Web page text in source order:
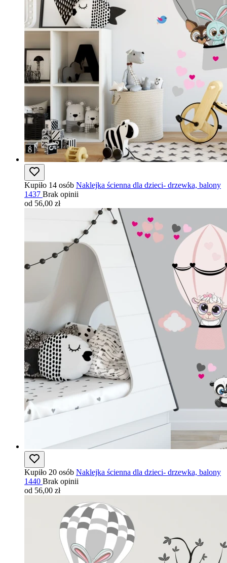
Kupiło 14 osób Naklejka ścienna dla dzieci- drzewka, balony
1437 Brak opinii
od 56,00 zł
Kupiło 20 osób Naklejka ścienna dla dzieci- drzewka, balony
1440 Brak opinii
od 56,00 zł